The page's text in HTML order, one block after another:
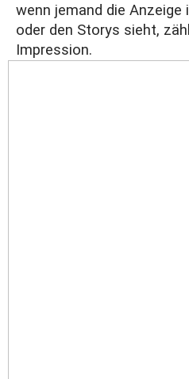
wenn jemand die
oder den Storys sieht,
Impression.